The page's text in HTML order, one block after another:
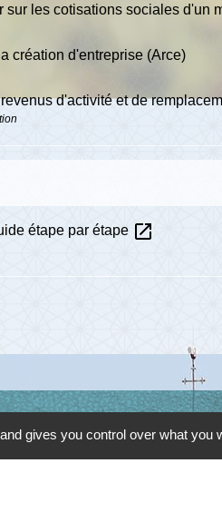
sur les cotisations sociales d'un
création d'entreprise (Arce)
d'activité et de
étape par étape open_in_new
gives you control over what you